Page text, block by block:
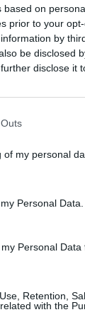
on
prior to your
by
be disclosed
disclose it
my personal
Personal Data.
Personal Data
Retention,
with the
e cittadini
per la
di
per estendere a
sempre più